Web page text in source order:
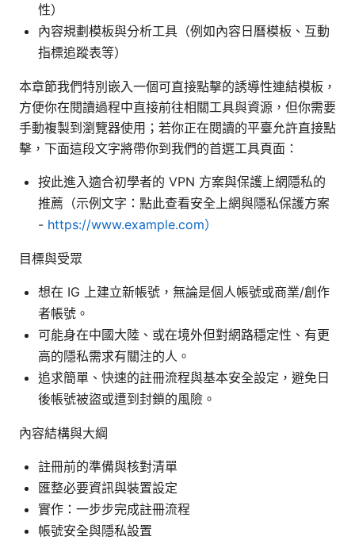
性）
內容規劃模板與分析工具（例如內容日曆模板、互動
指標追蹤表等）
本章節我們特別嵌入一個可直接點擊的誘導性連結模板，
方便你在閱讀過程中直接前往相關工具與資源，但你需要
手動複製到瀏覽器使用；若你正在閱讀的平臺允許直接點
擊，下面這段文字將帶你到我們的首選工具頁面：
按此進入適合初學者的 VPN 方案與保護上網隱私的
推薦（示例文字：點此查看安全上網與隱私保護方案
- https://www.example.com）
目標與受眾
想在 IG 上建立新帳號，無論是個人帳號或商業/創作
者帳號。
可能身在中國大陸、或在境外但對網路穩定性、有更
高的隱私需求有關注的人。
追求簡單、快速的註冊流程與基本安全設定，避免日
後帳號被盜或遭到封鎖的風險。
內容結構與大綱
註冊前的準備與核對清單
匯整必要資訊與裝置設定
實作：一步步完成註冊流程
帳號安全與隱私設置